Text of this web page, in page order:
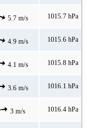
5.7 m/s 1015.7 hPa
4.9 m/s 1015.6 hPa
4.1 m/s 1015.8 hPa
3.6 m/s 1016.1 hPa
3 m/s 1016.4 hPa